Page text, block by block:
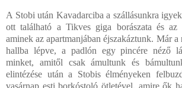
A Stobi után Kavadarciba a szállásunkra
ott található a Tikves giga borászata és az
aminek az apartmanjában éjszakáztunk. Már a
hallba lépve, a padlón egy pincére néző
minket, amitől csak ámultunk és
elintézése után a Stobis élményeken